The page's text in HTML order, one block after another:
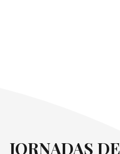
JORNADAS DE